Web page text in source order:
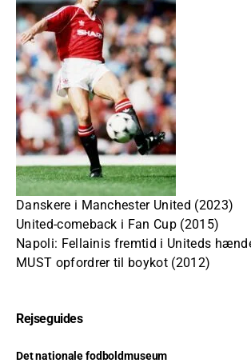
Danskere i Manchester United (2023)
United-comeback i Fan Cup (2015)
Napoli: Fellainis fremtid i Uniteds
MUST opfordrer til boykot (2012)
Rejseguides
Det nationale fodboldmuseum